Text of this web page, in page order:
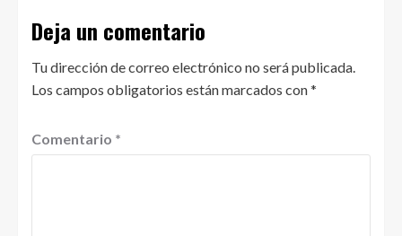
Deja un comentario
Tu dirección de correo electrónico no será publicada.
Los campos obligatorios están marcados con*
Comentario *